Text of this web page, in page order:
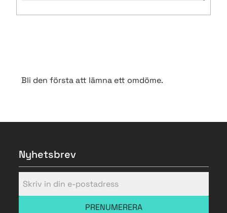
Bli den första att lämna ett omdöme.
Nyhetsbrev
PRENUMERERA